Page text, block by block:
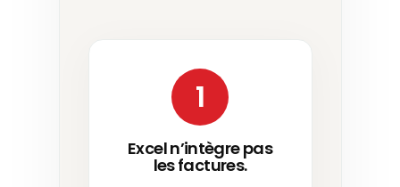
1
Excel n’intègre pas
les factures.